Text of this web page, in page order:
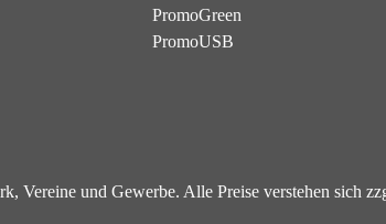
PromoGreen
PromoUSB
und Gewerbe. Alle Preise verstehen sich